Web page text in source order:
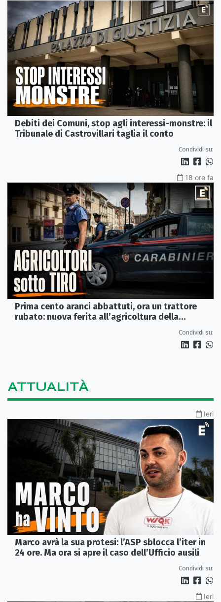
Debiti dei Comuni, stop agli interessi-monstre: il
Tribunale di Castrovillari taglia il conto
Condividi su:
18 ore fa
Prima cento aranci abbattuti, ora un trattore
rubato: nuova ferita all’agricoltura della
Condividi su:
ATTUALITÀ
Ieri
Marco avrà la sua protesi: l’ASP sblocca l’iter in
24 ore. Ma ora si apre il caso dell’Ufficio ausili
Condividi su:
Ieri